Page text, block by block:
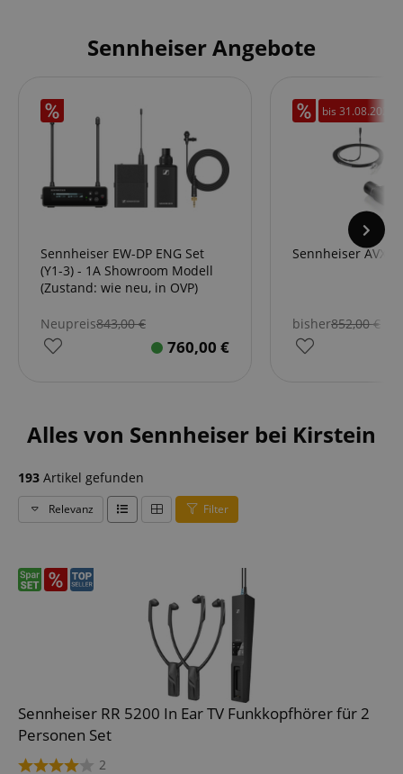
Sennheiser Angebote
Sennheiser EW-DP ENG Set
(Y1-3) - 1A Showroom Modell
(Zustand: wie neu, in OVP)
Neupreis843,00€
760,00 €
bis 31.08.2026
Sennheiser AVX-
bisher852,00€
Alles von Sennheiser bei Kirstein
193 Artikel gefunden
Relevanz Filter
Sennheiser RR 5200 In Ear TV Funkkopfhörer für 2
Personen Set
2